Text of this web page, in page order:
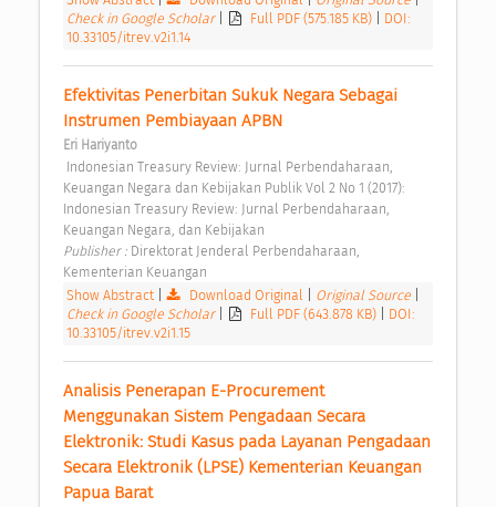
Check in Google Scholar
Full PDF (575.185 KB)
DOI:
10.33105/itrev.v2i1.14
Efektivitas Penerbitan Sukuk Negara Sebagai
Instrumen Pembiayaan APBN
Eri Hariyanto
Keuangan Negara dan Kebijakan Publik Vol 2 No 1 (2017):
Indonesian Treasury Review: Jurnal Perbendaharaan,
Keuangan Negara, dan Kebijakan
Publisher : Direktorat Jenderal Perbendaharaan,
Kementerian Keuangan
Show Abstract| Download Original Original Source
Check in Google Scholar
Full PDF (643.878 KB)
DOI:
10.33105/itrev.v2i1.15
Analisis Penerapan E-Procurement
Menggunakan Sistem Pengadaan Secara
Elektronik: Studi Kasus pada Layanan Pengadaan
Secara Elektronik (LPSE) Kementerian Keuangan
Papua Barat